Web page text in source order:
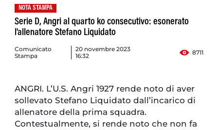
NOTA STAMPA
Serie D, Angri al quarto ko consecutivo: esonerato
l'allenatore Stefano Liquidato
Comunicato
Stampa
20 novembre 2023
16:32
8711
ANGRI. L’U.S. Angri 1927 rende noto di aver
sollevato Stefano Liquidato dall’incarico di
allenatore della prima squadra.
Contestualmente, si rende noto che non fa